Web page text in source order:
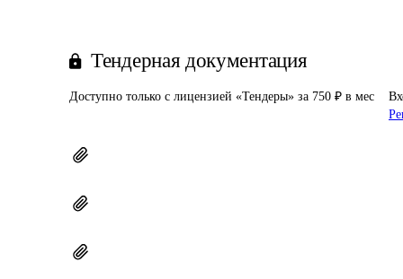
Тендерная документация
Доступно только с лицензией «Тендеры» за 750 ₽ в мес